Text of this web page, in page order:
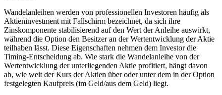
Wandelanleihen werden von professionellen Investoren häufig als
Aktieninvestment mit Fallschirm bezeichnet, da sich ihre
Zinskomponente stabilisierend auf den Wert der Anleihe auswirkt,
während die Option den Besitzer an der Wertentwicklung der Aktie
teilhaben lässt. Diese Eigenschaften nehmen dem Investor die
Timing-Entscheidung ab. Wie stark die Wandelanleihe von der
Wertentwicklung der unterliegenden Aktie profitiert, hängt davon
ab, wie weit der Kurs der Aktien über oder unter dem in der Option
festgelegten Kaufpreis (im Geld/aus dem Geld) liegt.